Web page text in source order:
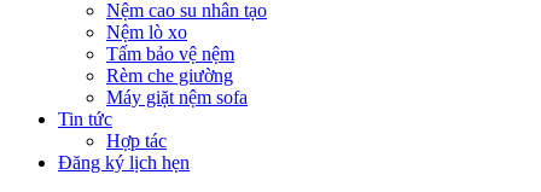
Nệm cao su nhân tạo
Nệm lò xo
Tấm bảo vệ nệm
Rèm che giường
Máy giặt nệm sofa
Tin tức
Hợp tác
Đăng ký lịch hẹn